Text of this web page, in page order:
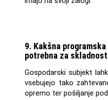
9. Kakšna
potrebna za
Gospodarski subjekt
vsebujejo tako
opremo ter pošiljanje